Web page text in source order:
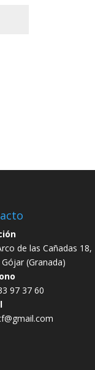
de las Cañadas 18,
(Granada)
97 37 60